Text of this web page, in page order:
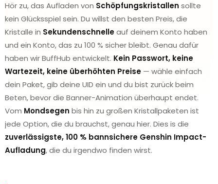
Hör zu, das Aufladen von Schöpfungskristallen sollte
kein Glücksspiel sein. Du willst den besten Preis, die
Kristalle in Sekundenschnelleauf deinem Konto haben
und ein Konto, das zu 100 % sicher bleibt. Genau dafür
haben wir BuffHub entwickelt. Kein Passwort, keine
Wartezeit, keine überhöhten Preise— wähle einfach
dein Paket, gib deine UID ein und du bist zurück beim
Beten, bevor die Banner-Animation überhaupt endet.
Vom Mondsegen bis hin zu großen Kristallpaketen ist
jede Option, die du brauchst, genau hier. Dies is die
zuverlässigste, 100 % bannsichere Genshin Impact-
Aufladung, die du irgendwo finden wirst.